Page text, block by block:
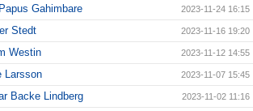
Gahimbare 2023-11-24 16:15
Stedt 2023-11-16 19:20
Westin 2023-11-12 14:55
Larsson 2023-11-07 15:45
Backe Lindberg 2023-11-02 11:16